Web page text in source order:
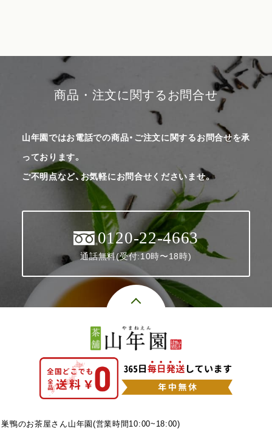
商品・注文に関するお問合せ
山年園ではお電話での商品・ご注文に関するお問合せを承
っております。
ご不明点など、お気軽にお問合せくださいませ。
0120-22-4663
通話無料(受付:10時〜18時)
巣鴨のお茶屋さん山年園(営業時間10:00~18:00)